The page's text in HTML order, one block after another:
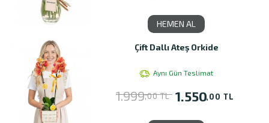
HEMEN AL
Çift Dallı Ateş Orkide
Aynı Gün Teslimat
1.999,00 TL 1.550,00 TL